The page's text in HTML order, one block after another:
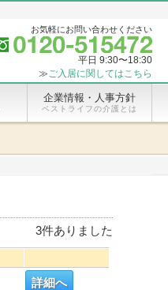
お気軽にお問い合わせください
平日 9:30〜18:30
≫ご入居に関してはこちら
企業情報・人事方針
ベストライフの介護とは
3件ありました
詳細へ